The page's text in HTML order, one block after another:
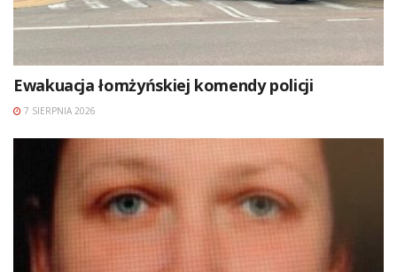
Ewakuacja łomżyńskiej komendy policji
7 SIERPNIA 2026